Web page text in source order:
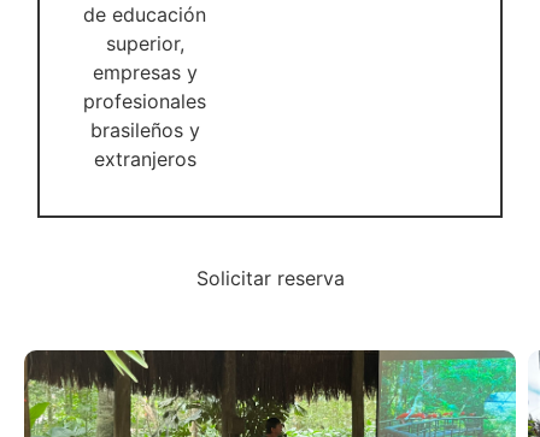
de educación
superior,
empresas y
profesionales
brasileños y
extranjeros
Solicitar reserva